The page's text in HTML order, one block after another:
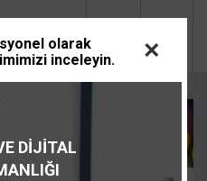
×
olarak
inceleyin.
DİJİTAL